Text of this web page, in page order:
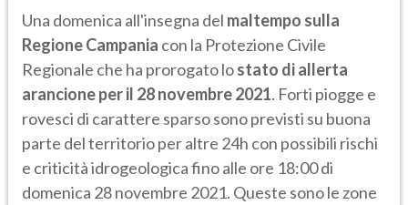
Una domenica all'insegna del maltempo sulla
Regione Campania con la Protezione Civile
Regionale che ha prorogato lostato di allerta
arancione per il 28 novembre 2021. Forti piogge e
rovesci di carattere sparso sono previsti su buona
parte del territorio per altre 24h con possibili rischi
e criticità idrogeologica fino alle ore 18:00 di
domenica 28 novembre 2021. Queste sono le zone